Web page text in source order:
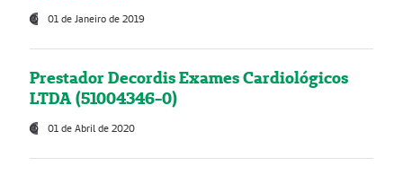
01 de Janeiro de 2019
Prestador Decordis Exames Cardiológicos
LTDA (51004346-0)
01 de Abril de 2020